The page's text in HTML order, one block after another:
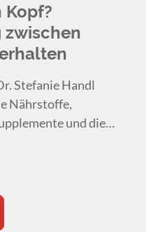
Kopf?
zwischen
Stefanie Handl
Nährstoffe,
und die
des Hundes